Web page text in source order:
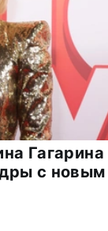
Гагарина
с новым